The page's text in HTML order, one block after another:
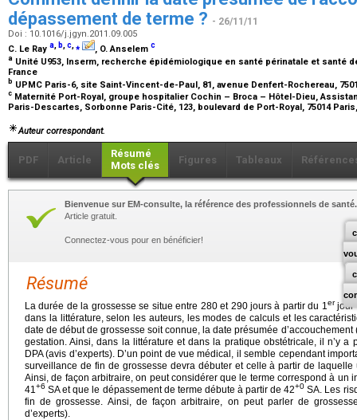
dépassement de terme ? - 26/11/11
Doi : 10.1016/j.jgyn.2011.09.005
C. Le Ray a, b,c,⁎ , O. Anselem c
a Unité U953, Inserm, recherche épidémiologique en santé périnatale et santé
France
b UPMC Paris-6, site Saint-Vincent-de-Paul, 81, avenue Denfert-Rochereau,
c Maternité Port-Royal, groupe hospitalier Cochin – Broca – Hôtel-Dieu,
Paris-Descartes, Sorbonne Paris-Cité, 123, boulevard de Port-Royal, 75014
Auteur correspondant.
PDF Article
Résumé
Mots clés
Figures Tableaux
Bienvenue sur EM-consulte, la référence des professionnels de santé.
Article gratuit.
Connectez-vous pour en bénéficier!
Résumé
La durée de la grossesse se situe entre 280 et 290 jours à partir du 1 erjour
dans la littérature, selon les auteurs, les modes de calculs et les
date de début de grossesse soit connue, la date présumée
gestation. Ainsi, dans la littérature et dans la pratique obstétricale, il n’y
DPA (avis d’experts). D’un point de vue médical, il semble cependant
surveillance de fin de grossesse devra débuter et celle à partir de
Ainsi, de façon arbitraire, on peut considérer que le terme correspond à un
41 +6 SA et que le dépassement de terme débute à partir de 42+0 SA. Les
fin de grossesse. Ainsi, de façon arbitraire, on peut parler de
d’experts).